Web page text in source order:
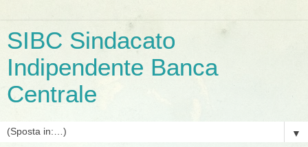
SIBC Sindacato
Indipendente Banca
Centrale
▼